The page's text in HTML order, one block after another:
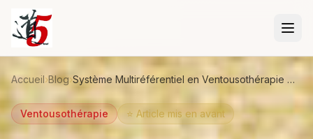
Aller au contenu principal
Accueil›Blog› Système Multiréférentiel en Ventousothérapie : l'Approche Unique de Ludovic Dumay
Ventousothérapie ⭐ Article mis en avant